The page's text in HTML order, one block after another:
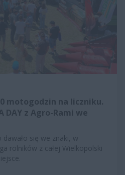
motogodzin na liczniku.
DAY z Agro-Rami we
się we znaki, w
rolników z całej Wielkopolski